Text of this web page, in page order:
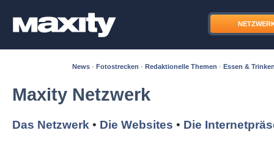
News · Fotostrecken · Redaktionelle Themen · Essen &
Maxity Netzwerk
Das Netzwerk • Die Websites • Die